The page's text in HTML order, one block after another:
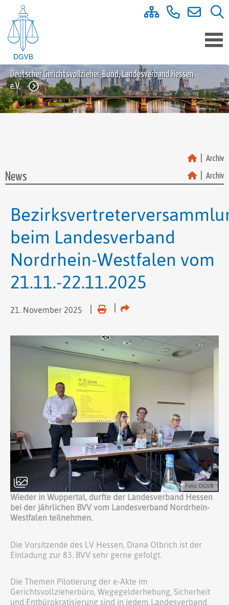
Deutscher Gerichtsvollzieher-Bund, Landesverband Hessen
e.V.
Archiv
News Archiv
beim Landesverband
Nordrhein-Westfalen vom
21.11.-22.11.2025
21. November 2025
Foto: DGVB
Wieder in Wuppertal, durfte der Landesverband Hessen
bei der jährlichen BVV vom Landesverband Nordrhein-
Westfalen teilnehmen.
Die Vorsitzende des LV Hessen, Diana Olbrich ist der
Einladung zur 83. BVV sehr gerne gefolgt.
Die Themen Pilotierung der e-Akte im
Gerichtsvollzieherbüro, Wegegelderhebung, Sicherheit
und Entbürokratisierung sind in jedem Landesverband